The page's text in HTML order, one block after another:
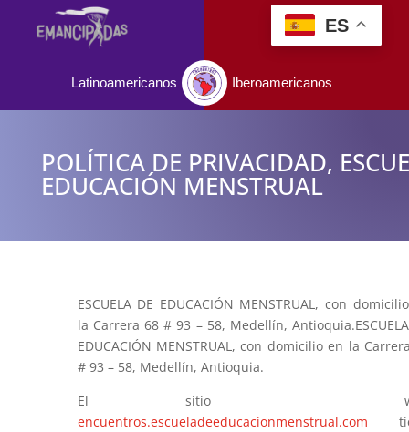
Latinoamericanos Iberoamericanos
ES
POLÍTICA DE PRIVACIDAD,
EDUCACIÓN MENSTRUAL
ESCUELA DE EDUCACIÓN MENSTRUAL, con
la Carrera 68 # 93 – 58, Medellín,
EDUCACIÓN MENSTRUAL, con domicilio en la
# 93 – 58, Medellín, Antioquia.
El sitio
encuentros.escueladeeducacionmenstrual.com